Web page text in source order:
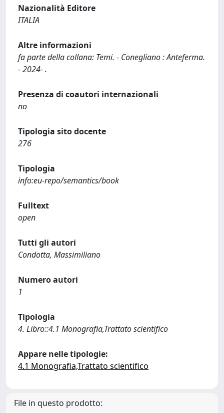
Nazionalità Editore
ITALIA
Altre informazioni
fa parte della collana: Temi. - Conegliano : Anteferma.
- 2024- .
Presenza di coautori internazionali
no
Tipologia sito docente
276
Tipologia
info:eu-repo/semantics/book
Fulltext
open
Tutti gli autori
Condotta, Massimiliano
Numero autori
1
Tipologia
4. Libro::4.1 Monografia,Trattato scientifico
Appare nelle tipologie:
4.1 Monografia,Trattato scientifico
File in questo prodotto: